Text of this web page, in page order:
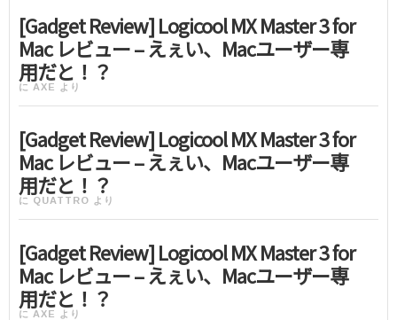
[Gadget Review] Logicool MX Master 3 for
Mac レビュー – えぇい、Macユーザー専
用だと！？
に AXE より
[Gadget Review] Logicool MX Master 3 for
Mac レビュー – えぇい、Macユーザー専
用だと！？
に QUATTRO より
[Gadget Review] Logicool MX Master 3 for
Mac レビュー – えぇい、Macユーザー専
用だと！？
に AXE より